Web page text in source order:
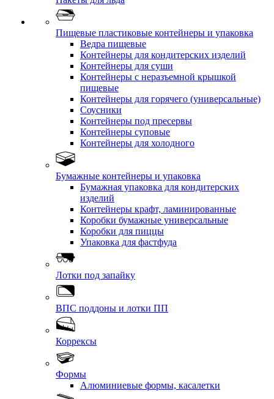
Пищевые пластиковые контейнеры и упаковка
Ведра пищевые
Контейнеры для кондитерских изделий
Контейнеры для суши
Контейнеры с неразъемной крышкой
пищевые
Контейнеры для горячего (универсальные)
Соусники
Контейнеры под пресервы
Контейнеры суповые
Контейнеры для холодного
Бумажные контейнеры и упаковка
Бумажная упаковка для кондитерских
изделий
Контейнеры крафт, ламинированные
Коробки бумажные универсальные
Коробки для пиццы
Упаковка для фастфуда
Лотки под запайку
ВПС поддоны и лотки ПП
Коррексы
Формы
Алюминиевые формы, касалетки